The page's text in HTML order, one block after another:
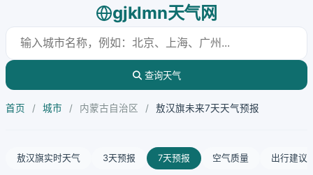
gjklmn天气网
查询天气
首页 / 城市 / 内蒙古自治区 / 敖汉旗未来7天天气预报
敖汉旗实时天气 3天预报 7天预报 空气质量 出行建议